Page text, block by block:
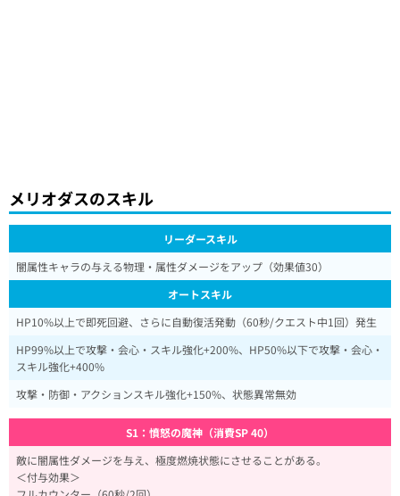
メリオダスのスキル
リーダースキル
闇属性キャラの与える物理・属性ダメージをアップ（効果値30）
オートスキル
HP10%以上で即死回避、さらに自動復活発動（60秒/クエスト中1回）発生
HP99%以上で攻撃・会心・スキル強化+200%、HP50%以下で攻撃・会心・
スキル強化+400%
攻撃・防御・アクションスキル強化+150%、状態異常無効
S1：憤怒の魔神（消費SP 40）
敵に闇属性ダメージを与え、極度燃焼状態にさせることがある。
＜付与効果＞